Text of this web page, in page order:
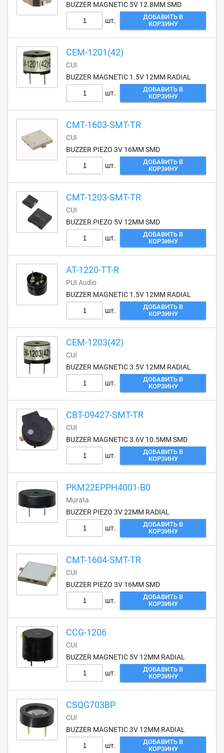
BUZZER MAGNETIC 5V 12.8MM SMD
шт.
ДОБАВИТЬ В
КОРЗИНУ
CEM-1201(42)
CUI
BUZZER MAGNETIC 1.5V 12MM RADIAL
шт.
ДОБАВИТЬ В
КОРЗИНУ
CMT-1603-SMT-TR
CUI
BUZZER PIEZO 3V 16MM SMD
шт.
ДОБАВИТЬ В
КОРЗИНУ
CMT-1203-SMT-TR
CUI
BUZZER PIEZO 5V 12MM SMD
шт.
ДОБАВИТЬ В
КОРЗИНУ
AT-1220-TT-R
PUI Audio
BUZZER MAGNETIC 1.5V 12MM RADIAL
шт.
ДОБАВИТЬ В
КОРЗИНУ
CEM-1203(42)
CUI
BUZZER MAGNETIC 3.5V 12MM RADIAL
шт.
ДОБАВИТЬ В
КОРЗИНУ
CBT-09427-SMT-TR
CUI
BUZZER MAGNETIC 3.6V 10.5MM SMD
шт.
ДОБАВИТЬ В
КОРЗИНУ
PKM22EPPH4001-B0
Murata
BUZZER PIEZO 3V 22MM RADIAL
шт.
ДОБАВИТЬ В
КОРЗИНУ
CMT-1604-SMT-TR
CUI
BUZZER PIEZO 3V 16MM SMD
шт.
ДОБАВИТЬ В
КОРЗИНУ
CCG-1206
CUI
BUZZER MAGNETIC 5V 12MM RADIAL
шт.
ДОБАВИТЬ В
КОРЗИНУ
CSQG703BP
CUI
BUZZER MAGNETIC 3V 12MM RADIAL
шт.
ДОБАВИТЬ В
КОРЗИНУ